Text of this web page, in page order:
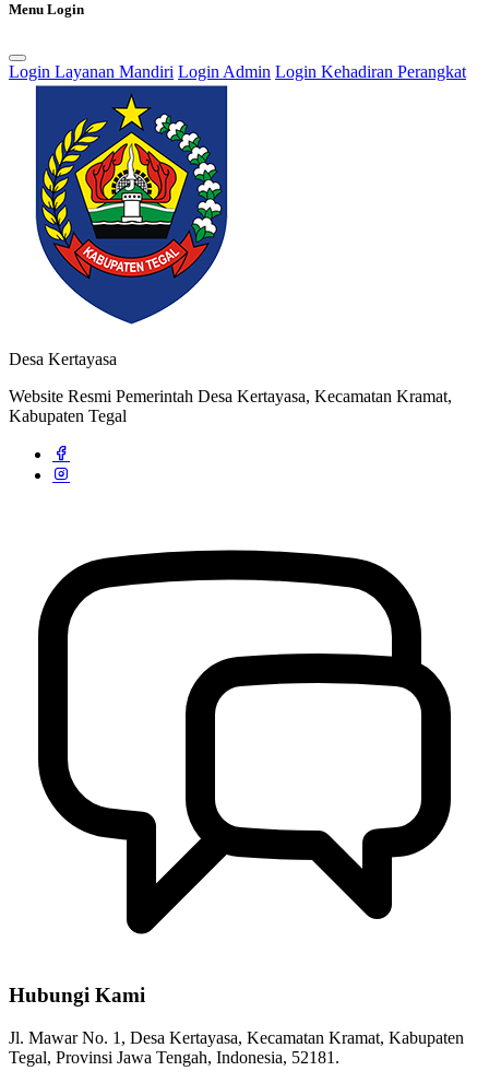
Rencana Pembangunan Jangka Menengah Desa (RPJMDes) dan
Rencana Kerja Pembangunan Desa (RKPDes)
Pendaftaran Kartu Prakerja Gratis oleh Tim Kita Kompeten di Desa
Kertayasa 24 Juni 2022
04 April 2020
Penetapan Pengurus Forum Kesehatan Desa (FKD) Desa Kertayasa
25 Mei 2022
Menu Login
Login Layanan Mandiri Login Admin Login Kehadiran Perangkat
Desa Kertayasa
Website Resmi Pemerintah Desa Kertayasa, Kecamatan Kramat,
Kabupaten Tegal
Hubungi Kami
Jl. Mawar No. 1, Desa Kertayasa, Kecamatan Kramat, Kabupaten
Tegal, Provinsi Jawa Tengah, Indonesia, 52181.